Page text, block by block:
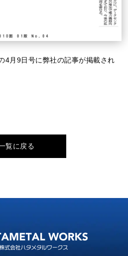
4月9日号に弊社の記事が掲載され
覧に戻る